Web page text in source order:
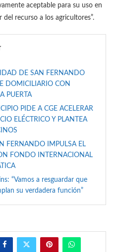
aceptable para su uso en
recurso a los agricultores”.
DE SAN FERNANDO
DOMICILIARIO CON
PUERTA
PIDE A CGE ACELERAR
ELÉCTRICO Y PLANTEA
FERNANDO IMPULSA EL
FONDO INTERNACIONAL
“Vamos a resguardar que
su verdadera función”